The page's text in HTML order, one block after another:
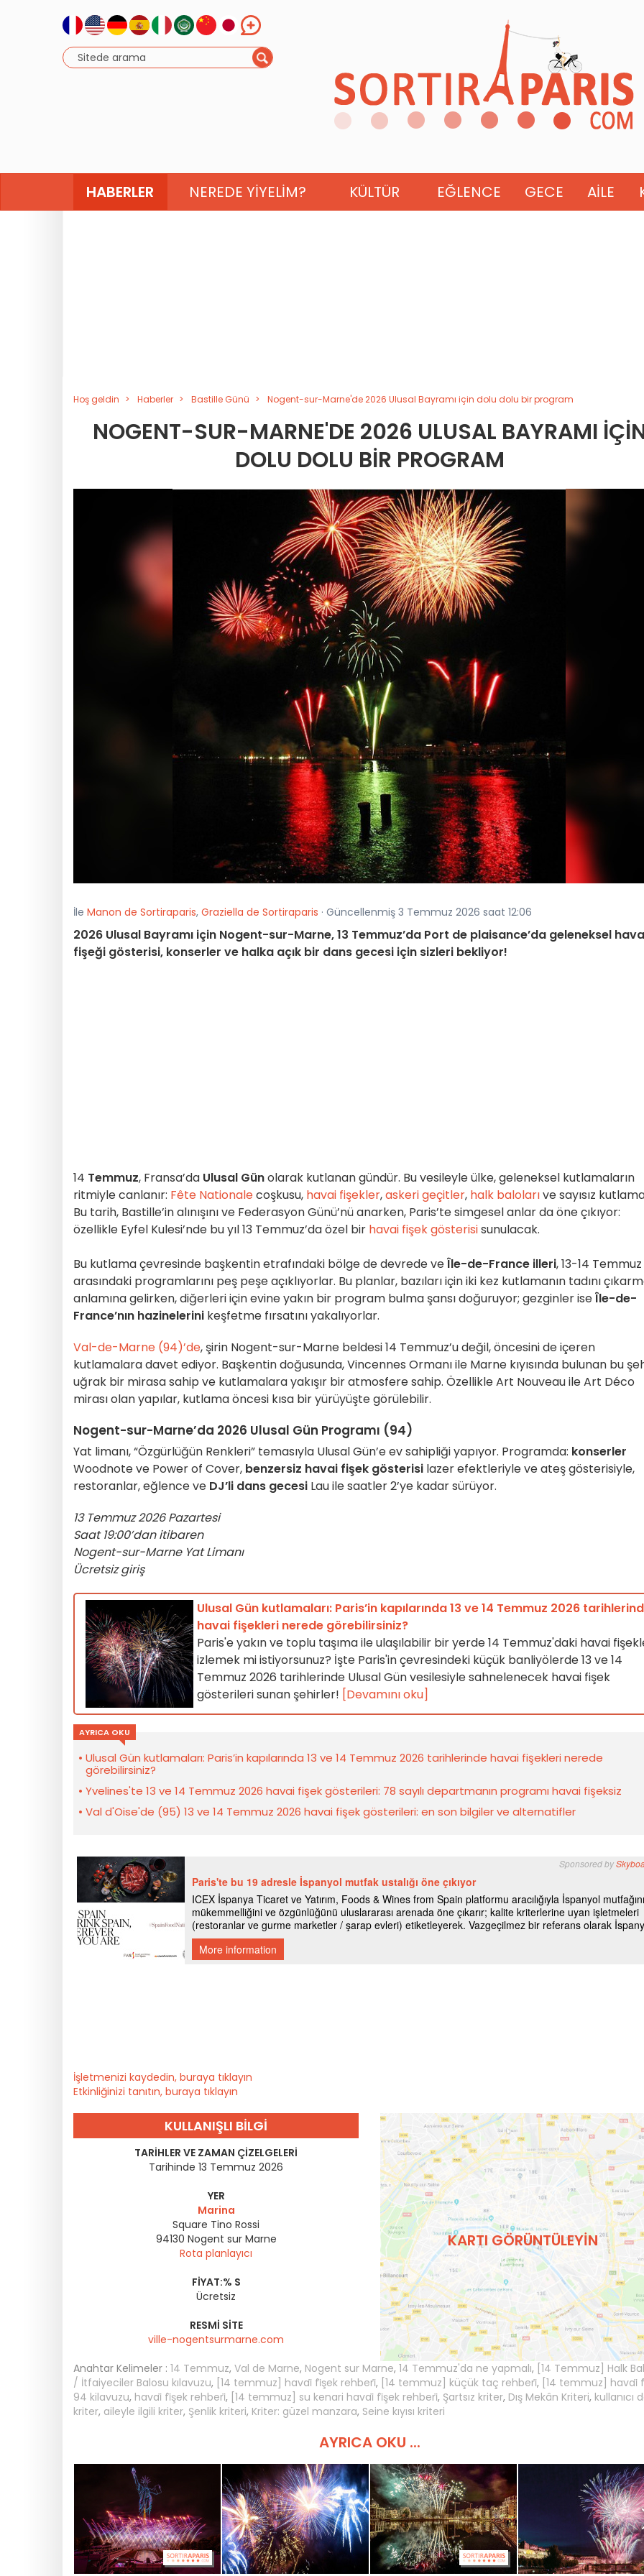
HABERLER NEREDE YIYELIM? KÜLTÜR EĞLENCE GECE AILE
Hoş geldin Haberler Bastille Günü Nogent-sur-Marne'de 2026 Ulusal Bayramı için dolu dolu bir program
NOGENT-SUR-MARNE'DE 2026 ULUSAL BAYRAMI
DOLU DOLU BIR PROGRAM
İle Manon de Sortiraparis, Graziella de Sortiraparis · Güncellenmiş 3 Temmuz 2026 saat 12:06
2026 Ulusal Bayramı için Nogent-sur-Marne, 13 Temmuz’da Port de plaisance’da geleneksel
fişeği gösterisi, konserler ve halka açık bir dans gecesi için sizleri bekliyor!
14 Temmuz, Fransa’da Ulusal Günolarak kutlanan gündür. Bu vesileyle ülke, geleneksel kutlamaların
ritmiyle canlanır: Fête Nationalecoşkusu, havai fişekler,askeri geçitler, halk balolarıve sayısız
Bu tarih, Bastille’in alınışını ve Federasyon Günü’nü anarken, Paris’te simgesel anlar da öne çıkıyor:
özellikle Eyfel Kulesi’nde bu yıl 13 Temmuz’da özel bir havai fişek gösterisisunulacak.
Bu kutlama çevresinde başkentin etrafındaki bölge de devrede veÎle-de-France illeri, 13-14 Temmuz
arasındaki programlarını peş peşe açıklıyorlar. Bu planlar, bazıları için iki kez kutlamanın tadını
anlamına gelirken, diğerleri için evine yakın bir program bulma şansı doğuruyor; gezginler iseÎle-de-
France’nın hazinelerini keşfetme fırsatını yakalıyorlar.
Val-de-Marne (94)’de, şirin Nogent-sur-Marne beldesi 14 Temmuz’u değil, öncesini de içeren
kutlamalara davet ediyor. Başkentin doğusunda, Vincennes Ormanı ile Marne kıyısında bulunan bu
uğrak bir mirasa sahip ve kutlamalara yakışır bir atmosfere sahip. Özellikle Art Nouveau ile Art Déco
mirası olan yapılar, kutlama öncesi kısa bir yürüyüşte görülebilir.
Nogent-sur-Marne’da 2026 Ulusal Gün Programı (94)
Yat limanı, “Özgürlüğün Renkleri” temasıyla Ulusal Gün’e ev sahipliği yapıyor. Programda: konserler
Woodnote ve Power of Cover, benzersiz havai fişek gösterisi lazer efektleriyle ve ateş gösterisiyle,
restoranlar, eğlence ve DJ’li dans gecesi Lau ile saatler 2’ye kadar sürüyor.
13 Temmuz 2026 Pazartesi
Saat 19:00’dan itibaren
Nogent-sur-Marne Yat Limanı
Ücretsiz giriş
Ulusal Gün kutlamaları: Paris’in kapılarında 13 ve 14 Temmuz 2026
havai fişekleri nerede görebilirsiniz?
Paris'e yakın ve toplu taşıma ile ulaşılabilir bir yerde 14 Temmuz'daki havai
izlemek mi istiyorsunuz? İşte Paris'in çevresindeki küçük banliyölerde 13 ve 14
Temmuz 2026 tarihlerinde Ulusal Gün vesilesiyle sahnelenecek havai fişek
gösterileri sunan şehirler! [Devamını oku]
AYRICA OKU
Ulusal Gün kutlamaları: Paris’in kapılarında 13 ve 14 Temmuz 2026 tarihlerinde havai fişekleri nerede
görebilirsiniz?
Yvelines'te 13 ve 14 Temmuz 2026 havai fişek gösterileri: 78 sayılı departmanın programı havai fişeksiz
Val d'Oise'de (95) 13 ve 14 Temmuz 2026 havai fişek gösterileri: en son bilgiler ve alternatifler
İşletmenizi kaydedin, buraya tıklayın
Etkinliğinizi tanıtın, buraya tıklayın
KULLANIŞLI BILGI
TARIHLER VE ZAMAN ÇIZELGELERI
Tarihinde 13 Temmuz 2026
YER
Marina
Square Tino Rossi
94130 Nogent sur Marne
Rota planlayıcı
FIYAT:% S
Ücretsiz
RESMI SITE
ville-nogentsurmarne.com
KARTI GÖRÜNTÜLEYIN
Anahtar Kelimeler : 14 Temmuz, Val de Marne, Nogent sur Marne, 14 Temmuz'da ne yapmalı, [14 Temmuz] Halk
/ İtfaiyeciler Balosu kılavuzu, [14 temmuz] havai̇ fi̇şek rehberi̇, [14 temmuz] küçük taç rehberi̇, [14 temmuz] havai̇
94 kilavuzu, havai̇ fi̇şek rehberi̇, [14 temmuz] su kenari havai̇ fi̇şek rehberi̇, Şartsız kriter, Dış Mekân Kriteri, kullanıcı
kriter, aileyle ilgili kriter, Şenlik kriteri, Kriter: güzel manzara, Seine kıyısı kriteri
AYRICA OKU ...